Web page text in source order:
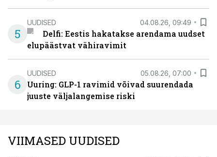
5
UUDISED 04.08.26, 09:49
Delfi: Eestis hakatakse arendama uudset
elupäästvat vähiravimit
6
UUDISED 05.08.26, 07:00
Uuring: GLP-1 ravimid võivad suurendada
juuste väljalangemise riski
VIIMASED UUDISED